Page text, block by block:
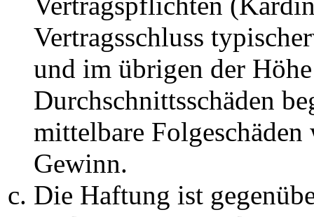
Vertragsschluss
und im übrigen der
Durchschnittsschäden
mittelbare Folgeschäden
Gewinn.
Die Haftung ist